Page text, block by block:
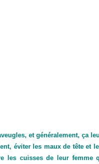
et généralement, ça
éviter les maux de tête et
les cuisses de leur femme